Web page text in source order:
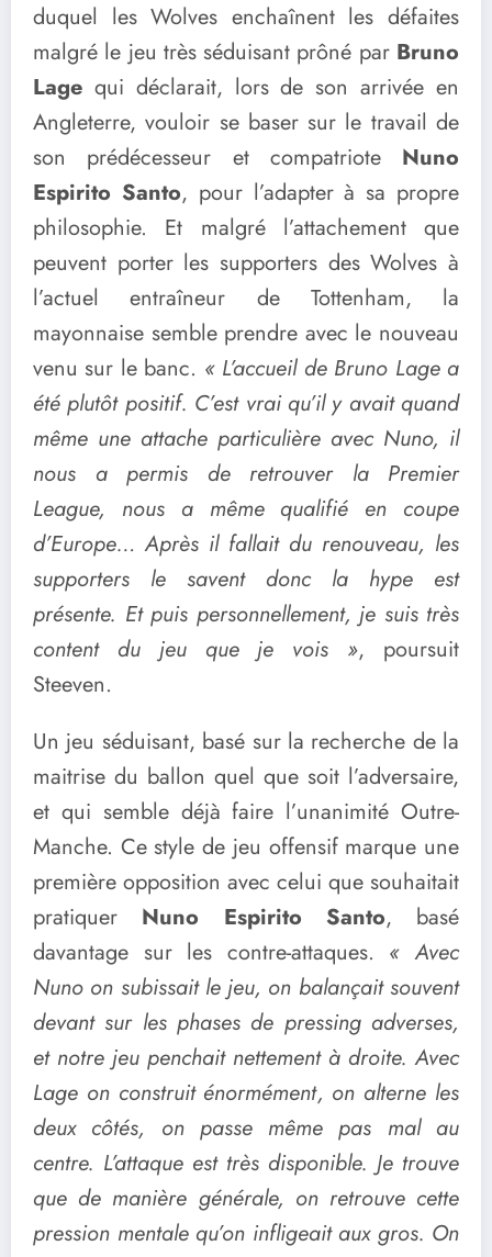
duquel les Wolves enchaînent les défaites
malgré le jeu très séduisant prôné par Bruno
Lage qui déclarait, lors de son arrivée en
Angleterre, vouloir se baser sur le travail de
son prédécesseur et compatriote Nuno
Espirito Santo, pour l’adapter à sa propre
philosophie. Et malgré l’attachement que
peuvent porter les supporters des Wolves à
l’actuel entraîneur de Tottenham, la
mayonnaise semble prendre avec le nouveau
venu sur le banc. « L’accueil de Bruno Lage a
été plutôt positif. C’est vrai qu’il y avait quand
même une attache particulière avec Nuno, il
nous a permis de retrouver la Premier
League, nous a même qualifié en coupe
d’Europe… Après il fallait du renouveau, les
supporters le savent donc la hype est
présente. Et puis personnellement, je suis très
content du jeu que je vois », poursuit
Steeven.
Un jeu séduisant, basé sur la recherche de la
maitrise du ballon quel que soit l’adversaire,
et qui semble déjà faire l’unanimité Outre-
Manche. Ce style de jeu offensif marque une
première opposition avec celui que souhaitait
pratiquer Nuno Espirito Santo, basé
davantage sur les contre-attaques. « Avec
Nuno on subissait le jeu, on balançait souvent
devant sur les phases de pressing adverses,
et notre jeu penchait nettement à droite. Avec
Lage on construit énormément, on alterne les
deux côtés, on passe même pas mal au
centre. L’attaque est très disponible. Je trouve
que de manière générale, on retrouve cette
pression mentale qu’on infligeait aux gros. On